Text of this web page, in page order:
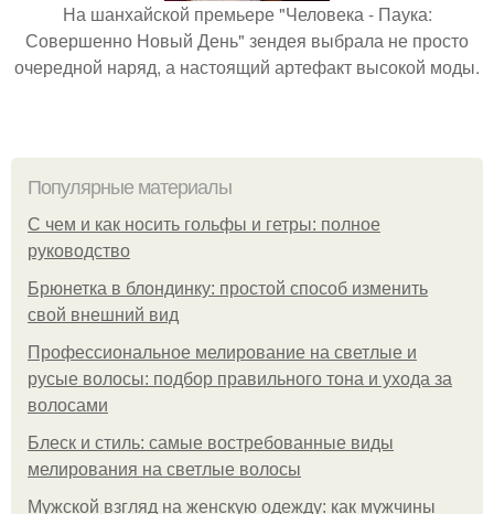
На шанхайской премьере "Человека - Паука:
Совершенно Новый День" зендея выбрала не просто
очередной наряд, а настоящий артефакт высокой моды.
Популярные материалы
С чем и как носить гольфы и гетры: полное
руководство
Брюнетка в блондинку: простой способ изменить
свой внешний вид
Профессиональное мелирование на светлые и
русые волосы: подбор правильного тона и ухода за
волосами
Блеск и стиль: самые востребованные виды
мелирования на светлые волосы
Мужской взгляд на женскую одежду: как мужчины